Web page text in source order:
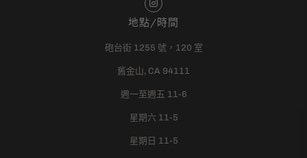
地點/時間
砲台街 1255 號，120 室
舊金山, CA 94111
週一至週五 11-6
星期六 11-5
星期日 11-5